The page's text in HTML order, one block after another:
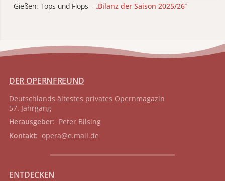
Gießen: Tops und Flops – „Bilanz der Saison 2025/26“
DER OPERNFREUND
Deutschlands ältestes privates Opernmagazin
57. Jahrgang
Herausgeber: Peter Bilsing
Kontakt: opera@e.mail.de
ENTDECKEN